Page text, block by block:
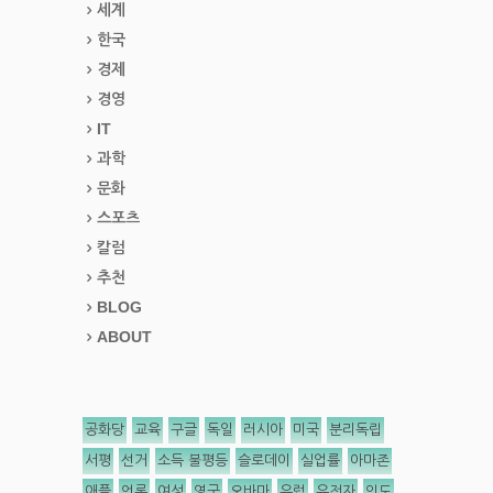
세계
한국
경제
경영
IT
과학
문화
스포츠
칼럼
추천
BLOG
ABOUT
공화당 교육 구글 독일 러시아 미국 분리독립
서평 선거 소득 불평등 슬로데이 실업률 아마존